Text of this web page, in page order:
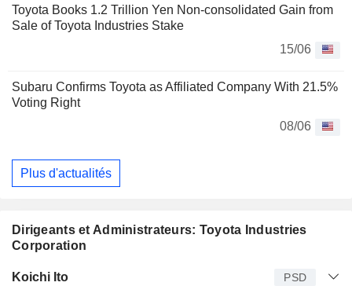
Toyota Books 1.2 Trillion Yen Non-consolidated Gain from
Sale of Toyota Industries Stake
15/06
Subaru Confirms Toyota as Affiliated Company With 21.5%
Voting Right
08/06
Plus d'actualités
Dirigeants et Administrateurs: Toyota Industries
Corporation
Dirigeant
Koichi Ito PSD